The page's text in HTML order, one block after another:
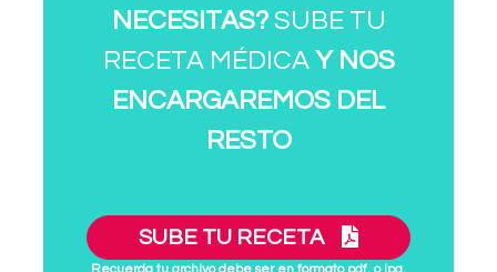
NECESITAS?SUBE TU
RECETA MÉDICA Y NOS
ENCARGAREMOS DEL
RESTO
SUBE TU RECETA